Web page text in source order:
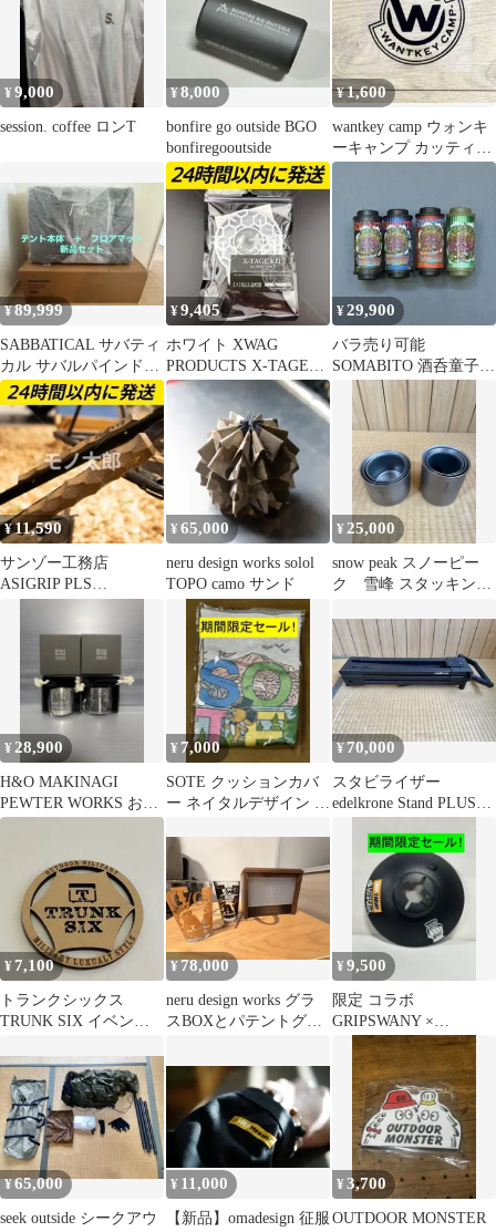
¥9,000
session. coffee ロンT
¥8,000
bonfire go outside BGO
bonfiregooutside
¥1,600
wantkey camp ウォンキ
ーキャンプ カッティン
グステッカー グロス
¥89,999
SABBATICAL サバティ
カル サバルパインドー
ム 別売 フロアマット
¥9,405
ホワイト XWAG
PRODUCTS X-TAGE
KIT 暮光LIGHT
¥29,900
バラ売り可能
SOMABITO 酒呑童子
SAKETOWN 38灯 4個
セット
¥11,590
サンゾー工務店
ASIGRIP PLS
¥ 65,000
neru design works solol
TOPO camo サンド
¥25,000
snow peak スノーピー
ク 雪峰 スタッキング
¥ 28,900
H&O MAKINAGI
PEWTER WORKS お猪
口 2個セット ぐい呑
¥ 7,000
SOTE クッションカバ
ー ネイタルデザイン ジ
ルケス
¥70,000
スタビライザー
edelkrone Stand PLUS
¥ 7,100
トランクシックス
TRUNK SIX イベント
¥78,000
neru design works グラ
スBOXとパテントグラ
¥9,500
限定 コラボ
GRIPSWANY ×
LOCKFIELD シェード
ゴールゼロ
¥65,000
seek outside シークアウ
¥ 11,000
【新品】omadesign 征服
¥3,700
OUTDOOR MONSTER